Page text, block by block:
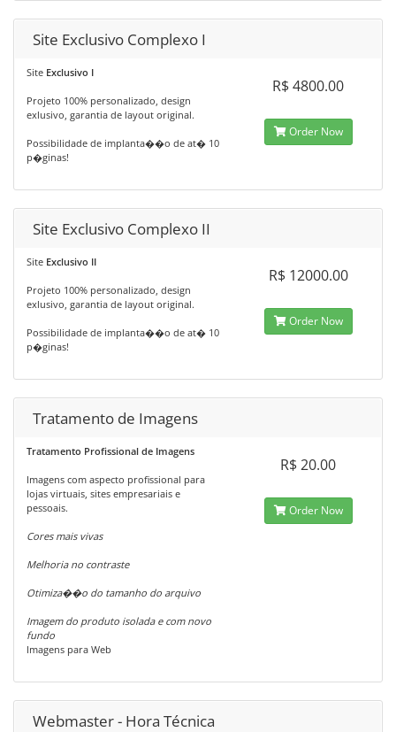
Site Exclusivo Complexo I
Site Exclusivo I
Projeto 100% personalizado, design
exlusivo, garantia de layout original.
Possibilidade de implanta��o de at� 10
p�ginas!
R$ 4800.00
Order Now
Site Exclusivo Complexo II
Site Exclusivo II
Projeto 100% personalizado, design
exlusivo, garantia de layout original.
Possibilidade de implanta��o de at� 10
p�ginas!
R$ 12000.00
Order Now
Tratamento de Imagens
Tratamento Profissional de Imagens
Imagens com aspecto profissional para
lojas virtuais, sites empresariais e
pessoais.
Cores mais vivas
Melhoria no contraste
Otimiza��o do tamanho do arquivo
Imagem do produto isolada e com novo
fundo
Imagens para Web
R$ 20.00
Order Now
Webmaster - Hora Técnica